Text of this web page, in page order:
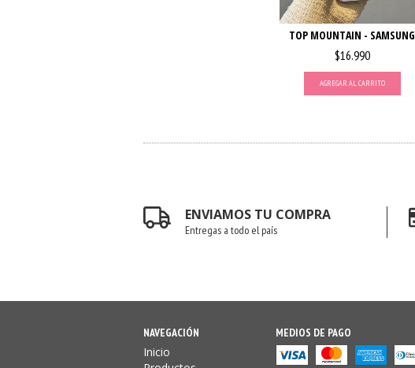
TOP MOUNTAIN - SAMSUNG
$16.990
AGREGAR AL CARRITO
ENVIAMOS TU COMPRA
Entregas a todo el país
NAVEGACIÓN
Inicio
MEDIOS DE PAGO